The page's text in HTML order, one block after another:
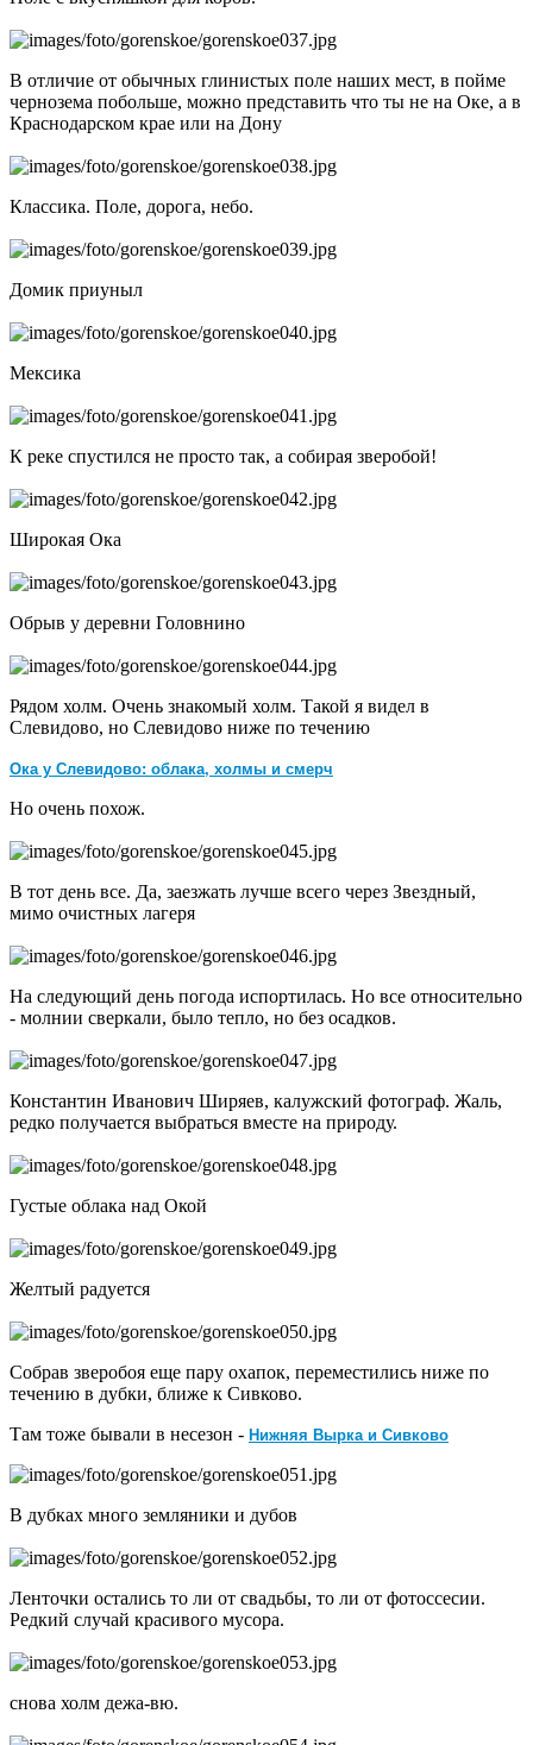
В отличие от обычных глинистых поле наших мест, в пойме
чернозема побольше, можно представить что ты не на Оке, а в
Краснодарском крае или на Дону
Классика. Поле, дорога, небо.
Домик приуныл
Мексика
К реке спустился не просто так, а собирая зверобой!
Широкая Ока
Обрыв у деревни Головнино
Рядом холм. Очень знакомый холм. Такой я видел в
Слевидово, но Слевидово ниже по течению
Ока у Слевидово: облака, холмы и смерч
Но очень похож.
В тот день все. Да, заезжать лучше всего через Звездный,
мимо очистных лагеря
На следующий день погода испортилась. Но все относительно
- молнии сверкали, было тепло, но без осадков.
Константин Иванович Ширяев, калужский фотограф. Жаль,
редко получается выбраться вместе на природу.
Густые облака над Окой
Желтый радуется
Собрав зверобоя еще пару охапок, переместились ниже по
течению в дубки, ближе к Сивково.
Там тоже бывали в несезон - Нижняя Вырка и Сивково
В дубках много земляники и дубов
Ленточки остались то ли от свадьбы, то ли от фотоссесии.
Редкий случай красивого мусора.
снова холм дежа-вю.